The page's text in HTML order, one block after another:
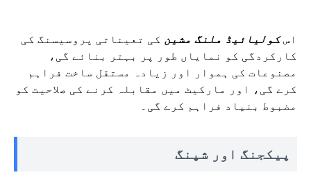
اسکولیائیڈ ملنگ مشین کی تعیناتی پروسیسنگ کی
کارکردگی کو نمایاں طور پر بہتر بنائے گی،
مصنوعات کی ہموار اور زیادہ مستقل ساخت فراہم
کرے گی، اور مارکیٹ میں مقابلہ کرنے کی صلاحیت کو
مضبوط بنیاد فراہم کرے گی۔
پیکجنگ اور شپنگ